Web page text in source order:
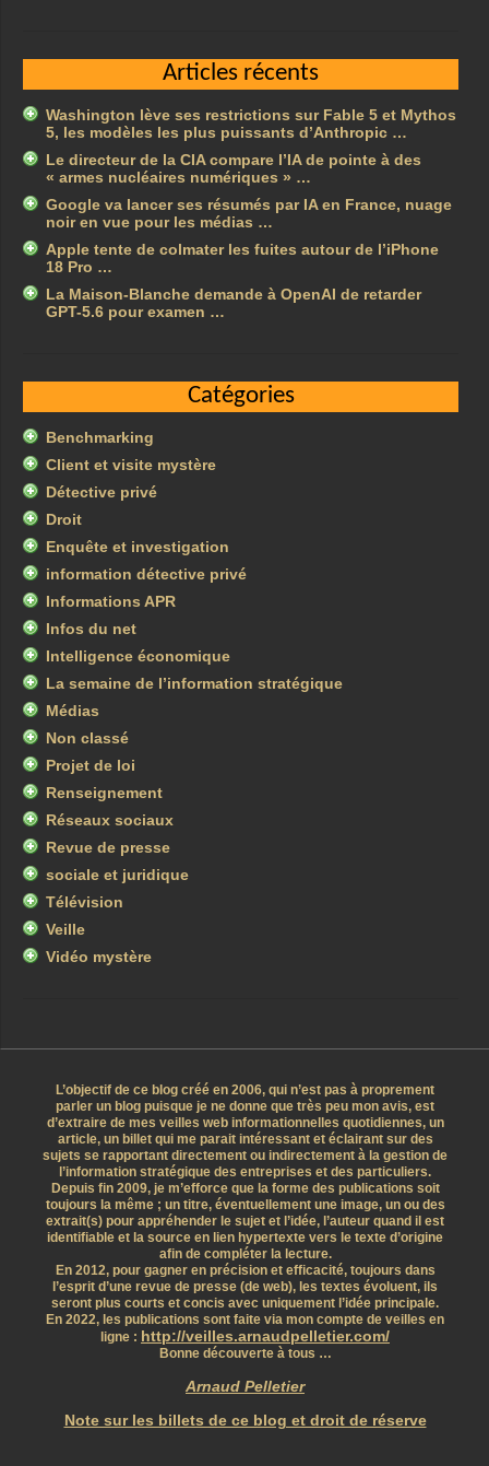
Articles récents
Washington lève ses restrictions sur Fable 5 et Mythos
5, les modèles les plus puissants d’Anthropic …
Le directeur de la CIA compare l’IA de pointe à des
« armes nucléaires numériques » …
Google va lancer ses résumés par IA en France, nuage
noir en vue pour les médias …
Apple tente de colmater les fuites autour de l’iPhone
18 Pro …
La Maison-Blanche demande à OpenAI de retarder
GPT-5.6 pour examen …
Catégories
Benchmarking
Client et visite mystère
Détective privé
Droit
Enquête et investigation
information détective privé
Informations APR
Infos du net
Intelligence économique
La semaine de l’information stratégique
Médias
Non classé
Projet de loi
Renseignement
Réseaux sociaux
Revue de presse
sociale et juridique
Télévision
Veille
Vidéo mystère
L’objectif de ce blog créé en 2006, qui n’est pas à proprement
parler un blog puisque je ne donne que très peu mon avis, est
d’extraire de mes veilles web informationnelles quotidiennes, un
article, un billet qui me parait intéressant et éclairant sur des
sujets se rapportant directement ou indirectement à la gestion de
l’information stratégique des entreprises et des particuliers.
Depuis fin 2009, je m’efforce que la forme des publications soit
toujours la même ; un titre, éventuellement une image, un ou des
extrait(s) pour appréhender le sujet et l’idée, l’auteur quand il est
identifiable et la source en lien hypertexte vers le texte d’origine
afin de compléter la lecture.
En 2012, pour gagner en précision et efficacité, toujours dans
l’esprit d’une revue de presse (de web), les textes évoluent, ils
seront plus courts et concis avec uniquement l’idée principale.
En 2022, les publications sont faite via mon compte de veilles en
ligne : http://veilles.arnaudpelletier.com/
Bonne découverte à tous …
Arnaud Pelletier
Note sur les billets de ce blog et droit de réserve